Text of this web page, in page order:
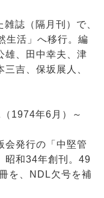
誌（隔月刊）で、
生活」へ移行。編
雄、田中幸夫、津
吉、保坂展人、
1974年6月）～
発行の「中堅管
昭和34年創刊。49
を、NDL欠号を補